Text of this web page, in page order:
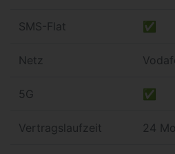
SMS-Flat ✅
Netz
5G ✅
Vertragslaufzeit 24